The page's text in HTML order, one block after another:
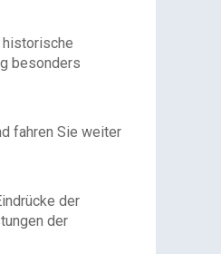
historische
besonders
fahren Sie weiter
der
der